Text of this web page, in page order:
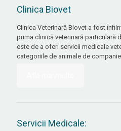
Clinica Biovet
Clinica Veterinară Biovet a fost
prima clinică veterinară particulară
este de a oferi servicii medicale
categoriile de animale de
Servicii Medicale: